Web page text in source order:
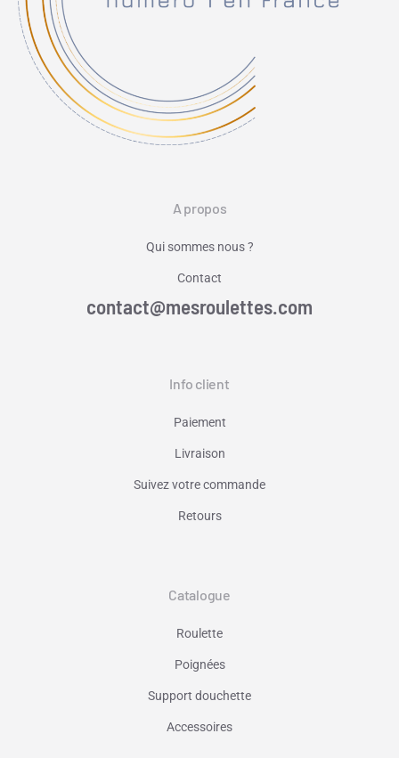
A propos
Qui sommes nous ?
Contact
contact@mesroulettes.com
Info client
Paiement
Livraison
Suivez votre commande
Retours
Catalogue
Roulette
Poignées
Support douchette
Accessoires